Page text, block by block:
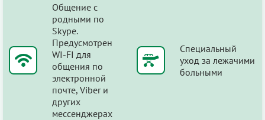
Общение с
родными по
Skype.
Предусмотрен
WI-FI для
общения по
электронной
почте, Viber и
других
мессенджерах
Специальный
уход за лежачими
больными